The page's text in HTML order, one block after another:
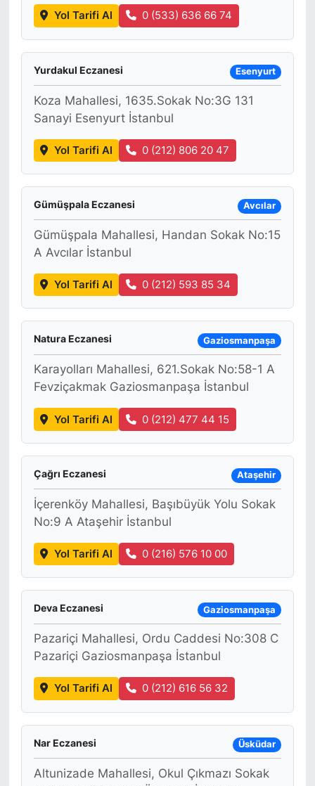
Yol Tarifi Al 0 (533) 636 66 74
Yurdakul Eczanesi Esenyurt
Koza Mahallesi, 1635.Sokak No:3G 131
Sanayi Esenyurt İstanbul
Yol Tarifi Al 0 (212) 806 20 47
Gümüşpala Eczanesi Avcılar
Gümüşpala Mahallesi, Handan Sokak No:15
A Avcılar İstanbul
Yol Tarifi Al 0 (212) 593 85 34
Natura Eczanesi Gaziosmanpaşa
Karayolları Mahallesi, 621.Sokak No:58-1 A
Fevziçakmak Gaziosmanpaşa İstanbul
Yol Tarifi Al 0 (212) 477 44 15
Çağrı Eczanesi Ataşehir
İçerenköy Mahallesi, Başıbüyük Yolu Sokak
No:9 A Ataşehir İstanbul
Yol Tarifi Al 0 (216) 576 10 00
Deva Eczanesi Gaziosmanpaşa
Pazariçi Mahallesi, Ordu Caddesi No:308 C
Pazariçi Gaziosmanpaşa İstanbul
Yol Tarifi Al 0 (212) 616 56 32
Nar Eczanesi Üsküdar
Altunizade Mahallesi, Okul Çıkmazı Sokak